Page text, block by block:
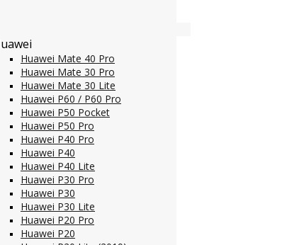
Huawei Mate 40 Pro
Huawei Mate 30 Pro
Huawei Mate 30 Lite
Huawei P60 / P60 Pro
Huawei P50 Pocket
Huawei P50 Pro
Huawei P40 Pro
Huawei P40
Huawei P40 Lite
Huawei P30 Pro
Huawei P30
Huawei P30 Lite
Huawei P20 Pro
Huawei P20